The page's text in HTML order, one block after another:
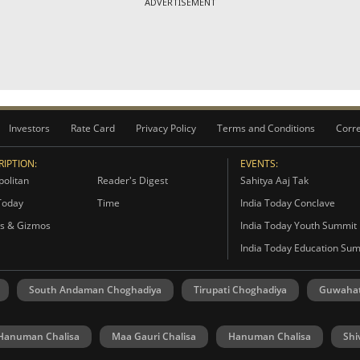
Investors Rate Card Privacy Policy Terms and Conditions
Reader's Digest
Time
& Gizmos
EVENTS:
Sahitya Aaj Tak
India Today Conclave
India Today Youth Summit
India Today Education
South Andaman Choghadiya Tirupati Choghadiya
Chalisa Maa Gauri Chalisa Hanuman Chalisa